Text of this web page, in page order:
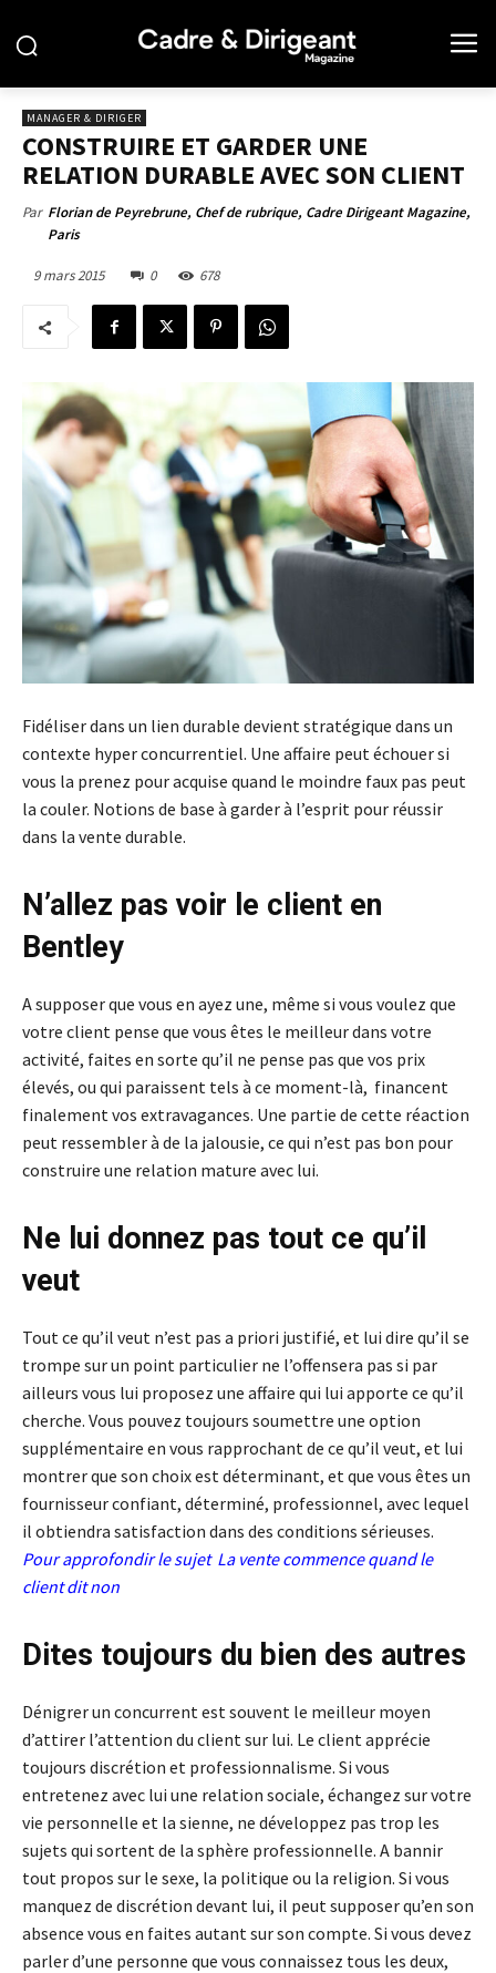
MANAGER & DIRIGER
CONSTRUIRE ET GARDER UNE
RELATION DURABLE AVEC SON CLIENT
Par Florian de Peyrebrune, Chef de rubrique, Cadre Dirigeant Magazine,
Paris
9 mars 2015 0 678
Fidéliser dans un lien durable devient stratégique dans un
contexte hyper concurrentiel. Une affaire peut échouer si
vous la prenez pour acquise quand le moindre faux pas peut
la couler. Notions de base à garder à l’esprit pour réussir
dans la vente durable.
N’allez pas voir le client en
Bentley
A supposer que vous en ayez une, même si vous voulez que
votre client pense que vous êtes le meilleur dans votre
activité, faites en sorte qu’il ne pense pas que vos prix
élevés, ou qui paraissent tels à ce moment-là, financent
finalement vos extravagances. Une partie de cette réaction
peut ressembler à de la jalousie, ce qui n’est pas bon pour
construire une relation mature avec lui.
Ne lui donnez pas tout ce qu’il
veut
Tout ce qu’il veut n’est pas a priori justifié, et lui dire qu’il se
trompe sur un point particulier ne l’offensera pas si par
ailleurs vous lui proposez une affaire qui lui apporte ce qu’il
cherche. Vous pouvez toujours soumettre une option
supplémentaire en vous rapprochant de ce qu’il veut, et lui
montrer que son choix est déterminant, et que vous êtes un
fournisseur confiant, déterminé, professionnel, avec lequel
il obtiendra satisfaction dans des conditions sérieuses.
Pour approfondir le sujet La vente commence quand le
client dit non
Dites toujours du bien des autres
Dénigrer un concurrent est souvent le meilleur moyen
d’attirer l’attention du client sur lui. Le client apprécie
toujours discrétion et professionnalisme. Si vous
entretenez avec lui une relation sociale, échangez sur votre
vie personnelle et la sienne, ne développez pas trop les
sujets qui sortent de la sphère professionnelle. A bannir
tout propos sur le sexe, la politique ou la religion. Si vous
manquez de discrétion devant lui, il peut supposer qu’en son
absence vous en faites autant sur son compte. Si vous devez
parler d’une personne que vous connaissez tous les deux,